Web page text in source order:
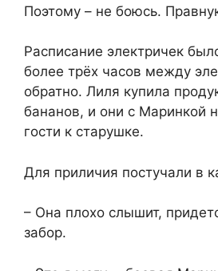
Поэтому – не боюсь.
Расписание электричек
более трёх часов между
обратно. Лиля купила
бананов, и они с Маринкой
гости к старушке.
Для приличия постучали в
– Она плохо слышит,
забор.